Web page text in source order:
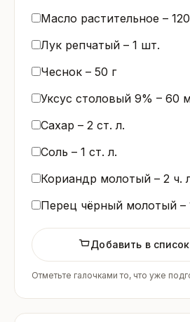
Масло растительное – 120
Лук репчатый – 1 шт.
Чеснок – 50 г
Уксус столовый 9% – 60
Сахар – 2 ст. л.
Соль – 1 ст. л.
Кориандр молотый – 2 ч.
Перец чёрный молотый –
Добавить в
Отметьте галочками то, что уже